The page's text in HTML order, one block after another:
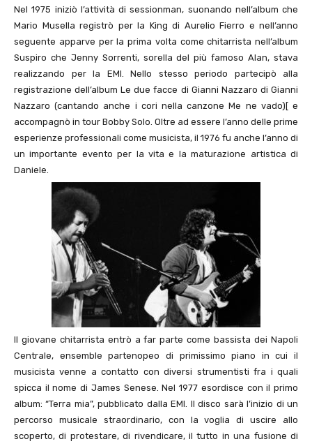
Nel 1975 iniziò l’attività di sessionman, suonando nell’album che
Mario Musella registrò per la King di Aurelio Fierro e nell’anno
seguente apparve per la prima volta come chitarrista nell’album
Suspiro che Jenny Sorrenti, sorella del più famoso Alan, stava
realizzando per la EMI. Nello stesso periodo partecipò alla
registrazione dell’album Le due facce di Gianni Nazzaro di Gianni
Nazzaro (cantando anche i cori nella canzone Me ne vado)[ e
accompagnò in tour Bobby Solo. Oltre ad essere l’anno delle prime
esperienze professionali come musicista, il 1976 fu anche l’anno di
un importante evento per la vita e la maturazione artistica di
Daniele.
Il giovane chitarrista entrò a far parte come bassista dei Napoli
Centrale, ensemble partenopeo di primissimo piano in cui il
musicista venne a contatto con diversi strumentisti fra i quali
spicca il nome di James Senese. Nel 1977 esordisce con il primo
album: “Terra mia”, pubblicato dalla EMI. Il disco sarà l’inizio di un
percorso musicale straordinario, con la voglia di uscire allo
scoperto, di protestare, di rivendicare, il tutto in una fusione di